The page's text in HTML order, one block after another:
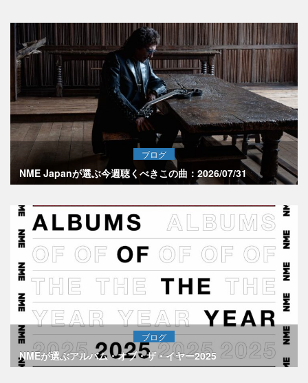
ブログ
NME Japanが選ぶ今週聴くべきこの曲：2026/07/31
ブログ
NMEが選ぶアルバム・オブ・ザ・イヤー2025